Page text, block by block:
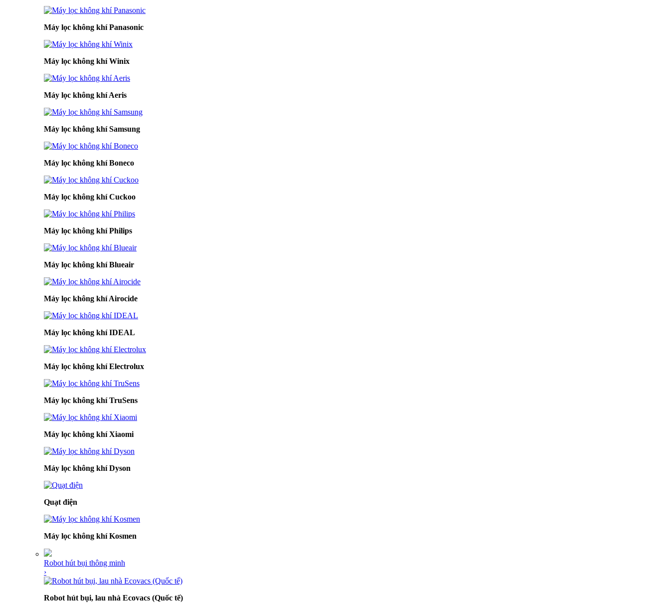
Máy lọc không khí Panasonic
Máy lọc không khí Winix
Máy lọc không khí Aeris
Máy lọc không khí Samsung
Máy lọc không khí Boneco
Máy lọc không khí Cuckoo
Máy lọc không khí Philips
Máy lọc không khí Blueair
Máy lọc không khí Airocide
Máy lọc không khí IDEAL
Máy lọc không khí Electrolux
Máy lọc không khí TruSens
Máy lọc không khí Xiaomi
Máy lọc không khí Dyson
Quạt điện
Máy lọc không khí Kosmen
Robot hút bụi thông minh
›
Robot hút bụi, lau nhà Ecovacs (Quốc tế)